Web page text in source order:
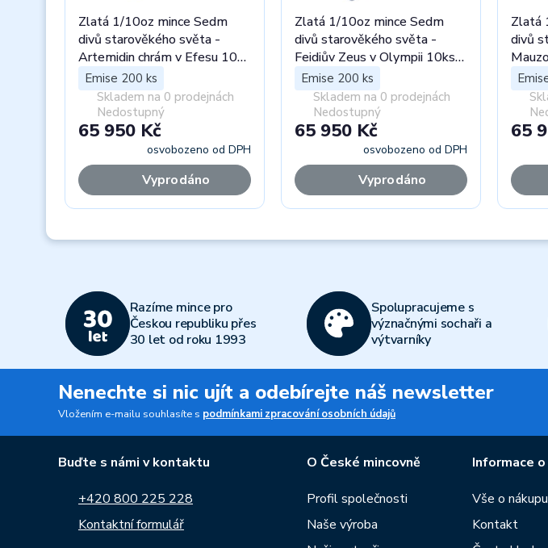
Zlatá 1/10oz mince Sedm
divů starověkého světa -
Artemidin chrám v Efesu 10ks
proof
Emise 200 ks
Skladem na 0 prodejnách
Nedostupný
65 950 Kč
osvobozeno od DPH
Vyprodáno
Zlatá 1/10oz mince Sedm
divů starověkého světa -
Feidiův Zeus v Olympii 10ks
proof
Emise 200 ks
Skladem na 0 prodejnách
Nedostupný
65 950 Kč
osvobozeno od DPH
Vyprodáno
Zlatá
divů
10ks
65
Razíme mince pro
Českou republiku přes
30 let od roku 1993
Spolupracujeme s
význačnými sochaři a
výtvarníky
Nenechte si nic ujít a odebírejte náš newsletter
Vložením e-mailu souhlasíte s podmínkami zpracování osobních údajů
Buďte s námi v kontaktu
+420 800 225 228
Kontaktní formulář
O České mincovně
Profil společnosti
Naše výroba
Informace
Vše o nákupu
Kontakt